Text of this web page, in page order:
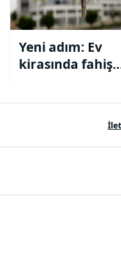
Yeni adım: Ev
kirasında fahiş